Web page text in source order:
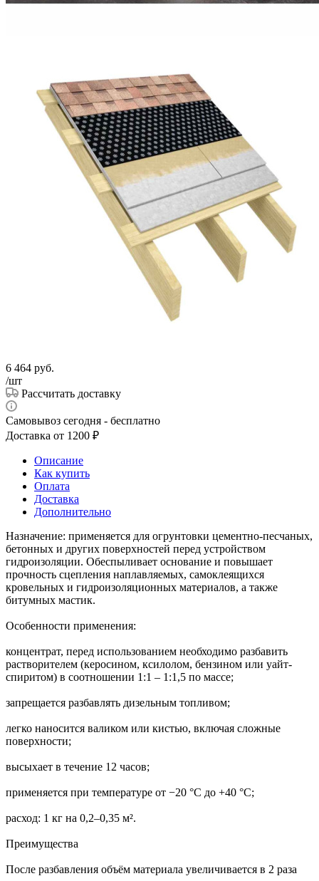
6 464 руб.
/шт
Рассчитать доставку
Самовывоз сегодня - бесплатно
Доставка от 1200 ₽
Описание
Как купить
Оплата
Доставка
Дополнительно
Назначение: применяется для огрунтовки цементно-песчаных,
бетонных и других поверхностей перед устройством
гидроизоляции. Обеспыливает основание и повышает
прочность сцепления наплавляемых, самоклеящихся
кровельных и гидроизоляционных материалов, а также
битумных мастик.
Особенности применения:
концентрат, перед использованием необходимо разбавить
растворителем (керосином, ксилолом, бензином или уайт-
спиритом) в соотношении 1:1 – 1:1,5 по массе;
запрещается разбавлять дизельным топливом;
легко наносится валиком или кистью, включая сложные
поверхности;
высыхает в течение 12 часов;
применяется при температуре от −20 °С до +40 °С;
расход: 1 кг на 0,2–0,35 м².
Преимущества
После разбавления объём материала увеличивается в 2 раза